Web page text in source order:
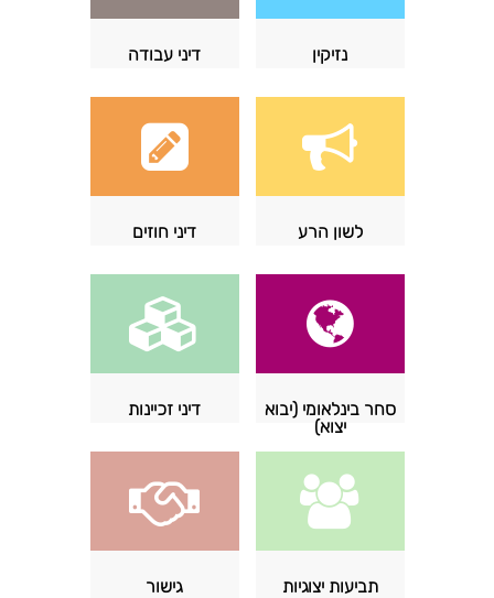
נזיקין דיני עבודה
לשון הרע דיני חוזים
סחר בינלאומי (יבוא
יצוא)
דיני זכיינות
תביעות יצוגיות גישור